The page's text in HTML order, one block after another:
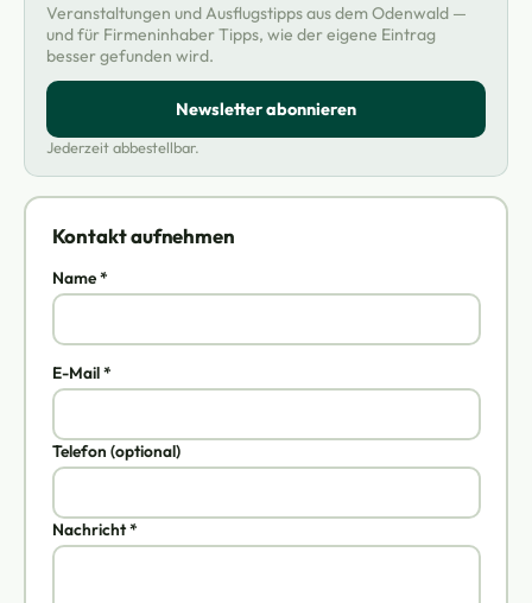
Kontakt aufnehmen
Name *
E-Mail *
Telefon (optional)
Nachricht *
Veranstaltungen und Ausflugstipps aus dem Odenwald —
und für Firmeninhaber Tipps, wie der eigene Eintrag
besser gefunden wird.
Newsletter abonnieren
Jederzeit abbestellbar.